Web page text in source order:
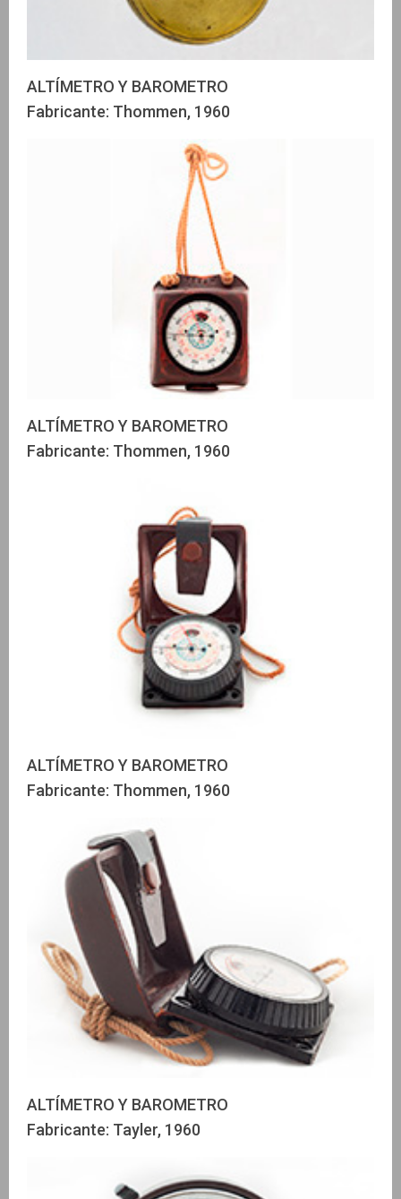
ALTÍMETRO Y BAROMETRO
Fabricante: Thommen, 1960
ALTÍMETRO Y BAROMETRO
Fabricante: Thommen, 1960
ALTÍMETRO Y BAROMETRO
Fabricante: Thommen, 1960
ALTÍMETRO Y BAROMETRO
Fabricante: Tayler, 1960